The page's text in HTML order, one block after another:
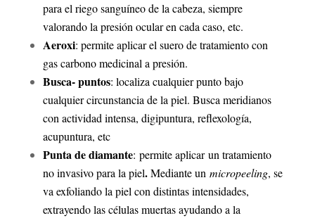
para el riego sanguíneo de la cabeza, siempre
valorando la presión ocular en cada caso, etc.
Aeroxi: permite aplicar el suero de tratamiento con
gas carbono medicinal a presión.
Busca- puntos: localiza cualquier punto bajo
cualquier circunstancia de la piel. Busca meridianos
con actividad intensa, digipuntura, reflexología,
acupuntura, etc
Punta de diamante: permite aplicar un tratamiento
no invasivo para la piel.Mediante un micropeeling, se
va exfoliando la piel con distintas intensidades,
extrayendo las células muertas ayudando a la